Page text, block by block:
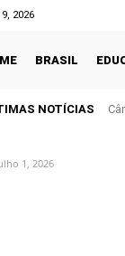
2026
BRASIL
NOTÍCIAS
1, 2026